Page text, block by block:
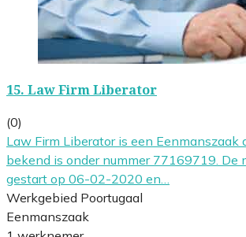
15. Law Firm Liberator
(0)
Law Firm Liberator is een Eenmanszaak
bekend is onder nummer 77169719. De
gestart op 06-02-2020 en…
Werkgebied Poortugaal
Eenmanszaak